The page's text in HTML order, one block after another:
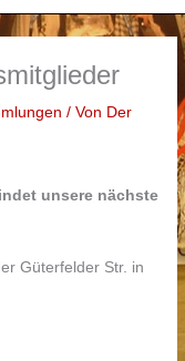
/ Von Der
unsere nächste
Güterfelder Str. in